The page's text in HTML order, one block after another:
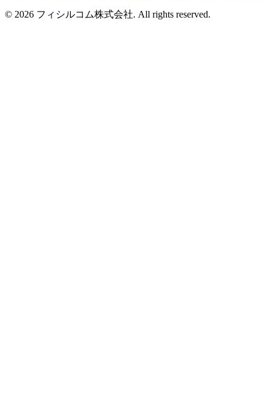
© 2026 フィシルコム株式会社. All rights reserved.